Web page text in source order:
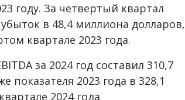
году. За четвертый квартал
в 48,4 миллиона долларов,
квартале 2023 года.
за 2024 год составил 310,7
показателя 2023 года в 328,1
2024 года